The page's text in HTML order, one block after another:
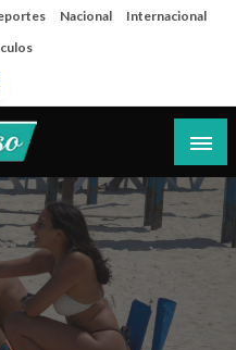
Nacional
Internacional